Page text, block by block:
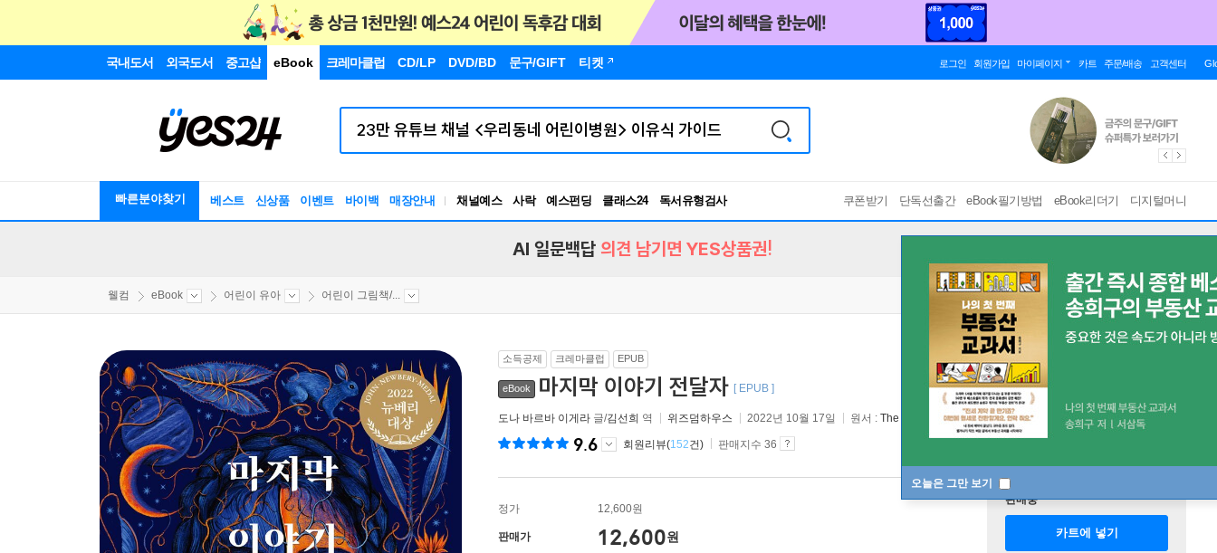
국내도서 외국도서 중고샵 eBook 크레마클럽 CD/LP DVD/BD 문구/GIFT 티켓 로그인 회원가입 마이페이지 카트 주문/배송 고객센터
빠른분야찾기 베스트 신상품 이벤트 바이백 매장안내 채널예스 사락 예스펀딩 클래스24
독서유형검사
RBTI Lab
쿠폰받기 단독선출간 eBook필기방법 eBook리더기 디지털머니
오늘은 그만 보기
AI 일문백답 의견 남기면 YES상품권!
웰컴 eBook 어린이 유아 어린이 그림책/...
소득공제 크레마클럽 EPUB
eBook 마지막 이야기 전달자 [ EPUB ]
도나 바르바 이게라 글/김선희 역 위즈덤하우스 2022년 10월 17일 원서 : The Last Cuentista
9.6 회원리뷰(152건) 판매지수 36
정가 12,600원
판매가 12,600원
판매중
카트에 넣기